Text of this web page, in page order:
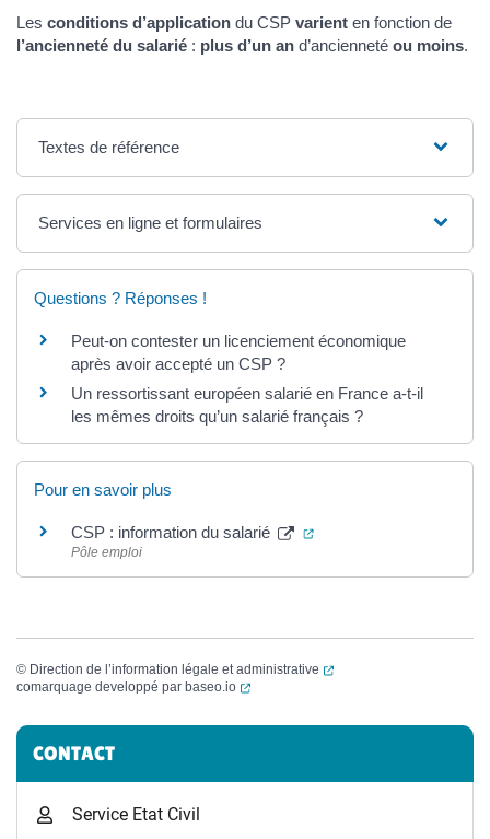
Les conditions d’application du CSP varient en fonction de
l’ancienneté du salarié : plus d’un an d’ancienneté ou moins.
Textes de référence
Services en ligne et formulaires
Questions ? Réponses !
Peut-on contester un licenciement économique
après avoir accepté un CSP ?
Un ressortissant européen salarié en France a-t-il
les mêmes droits qu’un salarié français ?
Pour en savoir plus
CSP : information du salarié (ouverture dans un
Pôle emploi
© Direction de l’information légale et administrative
(ouverture dans un
comarquage developpé par baseo.io (ouverture dans un nouvel onglet)
Informations complémentaires
CONTACT
Service Etat Civil